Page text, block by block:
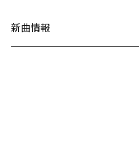
新曲情報